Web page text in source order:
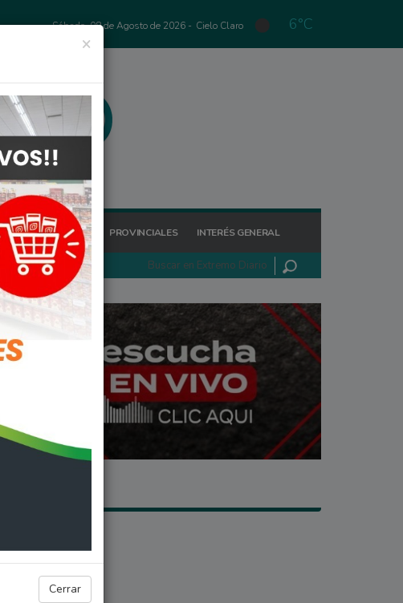
Sábado, 08 de Agosto de 2026 - Cielo Claro 6°C
REGIONALES PROVINCIALES INTERÉS GENERAL
×
Cerrar